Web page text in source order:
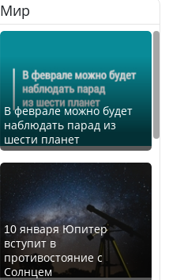
Мир
В феврале можно будет
наблюдать парад из
шести планет
10 января Юпитер
вступит в
противостояние с
Солнцем